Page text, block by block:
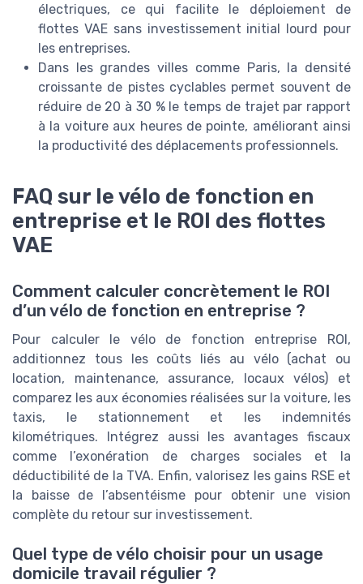
électriques, ce qui facilite le déploiement de
flottes VAE sans investissement initial lourd pour
les entreprises.
Dans les grandes villes comme Paris, la densité
croissante de pistes cyclables permet souvent de
réduire de 20 à 30 % le temps de trajet par rapport
à la voiture aux heures de pointe, améliorant ainsi
la productivité des déplacements professionnels.
FAQ sur le vélo de fonction en
entreprise et le ROI des flottes
VAE
Comment calculer concrètement le ROI
d’un vélo de fonction en entreprise ?
Pour calculer le vélo de fonction entreprise ROI,
additionnez tous les coûts liés au vélo (achat ou
location, maintenance, assurance, locaux vélos) et
comparez les aux économies réalisées sur la voiture, les
taxis, le stationnement et les indemnités
kilométriques. Intégrez aussi les avantages fiscaux
comme l’exonération de charges sociales et la
déductibilité de la TVA. Enfin, valorisez les gains RSE et
la baisse de l’absentéisme pour obtenir une vision
complète du retour sur investissement.
Quel type de vélo choisir pour un usage
domicile travail régulier ?